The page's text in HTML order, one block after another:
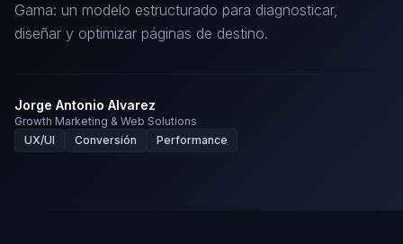
Gama: un modelo estructurado para diagnosticar,
diseñar y optimizar páginas de destino.
Jorge Antonio Alvarez
Growth Marketing & Web Solutions
UX/UI
Conversión Performance